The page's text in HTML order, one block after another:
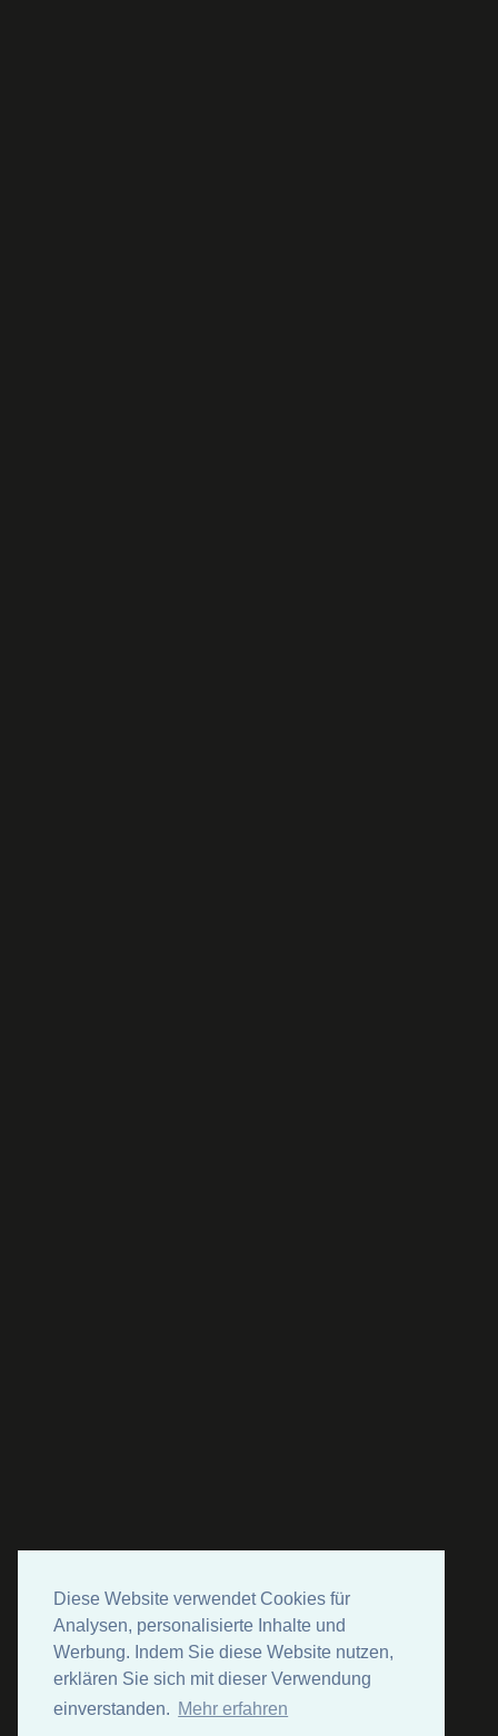
Diese Website verwendet Cookies für
Analysen, personalisierte Inhalte und
Werbung. Indem Sie diese Website nutzen,
erklären Sie sich mit dieser Verwendung
einverstanden. Mehr erfahren